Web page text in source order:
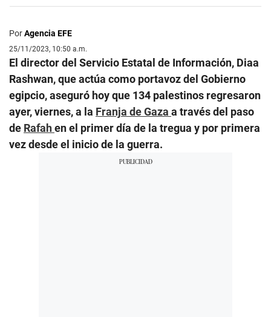
PorAgencia EFE
25/11/2023, 10:50 a.m.
El director del Servicio Estatal de Información, Diaa
Rashwan, que actúa como portavoz del Gobierno
egipcio, aseguró hoy que 134 palestinos regresaron
ayer, viernes, a la Franja de Gaza a través del paso
de Rafahen el primer día de la tregua y por primera
vez desde el inicio de la guerra.